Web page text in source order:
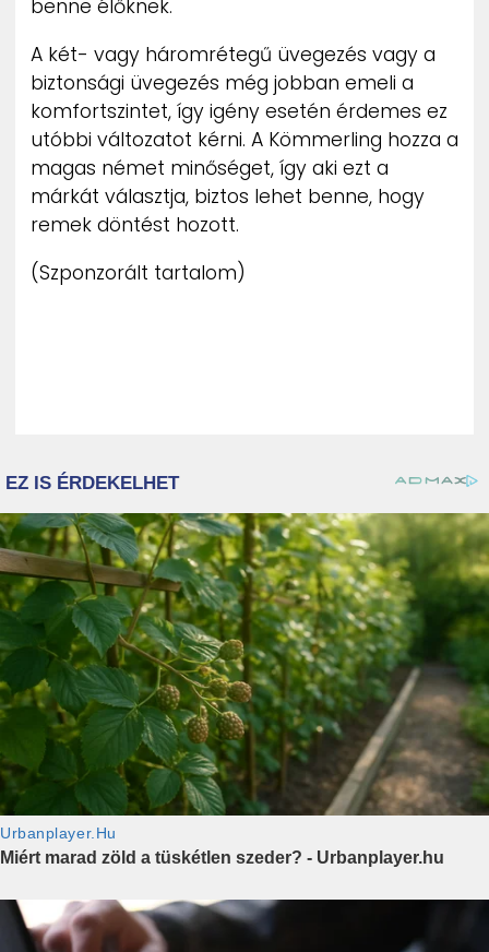
benne élőknek.
A két- vagy háromrétegű üvegezés vagy a
biztonsági üvegezés még jobban emeli a
komfortszintet, így igény esetén érdemes ez
utóbbi változatot kérni. A Kömmerling hozza a
magas német minőséget, így aki ezt a
márkát választja, biztos lehet benne, hogy
remek döntést hozott.
(Szponzorált tartalom)